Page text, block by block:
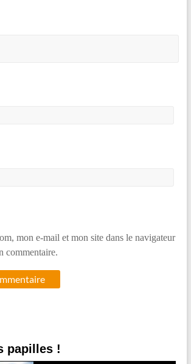
mon e-mail et mon site dans le navigateur
commentaire.
papilles !